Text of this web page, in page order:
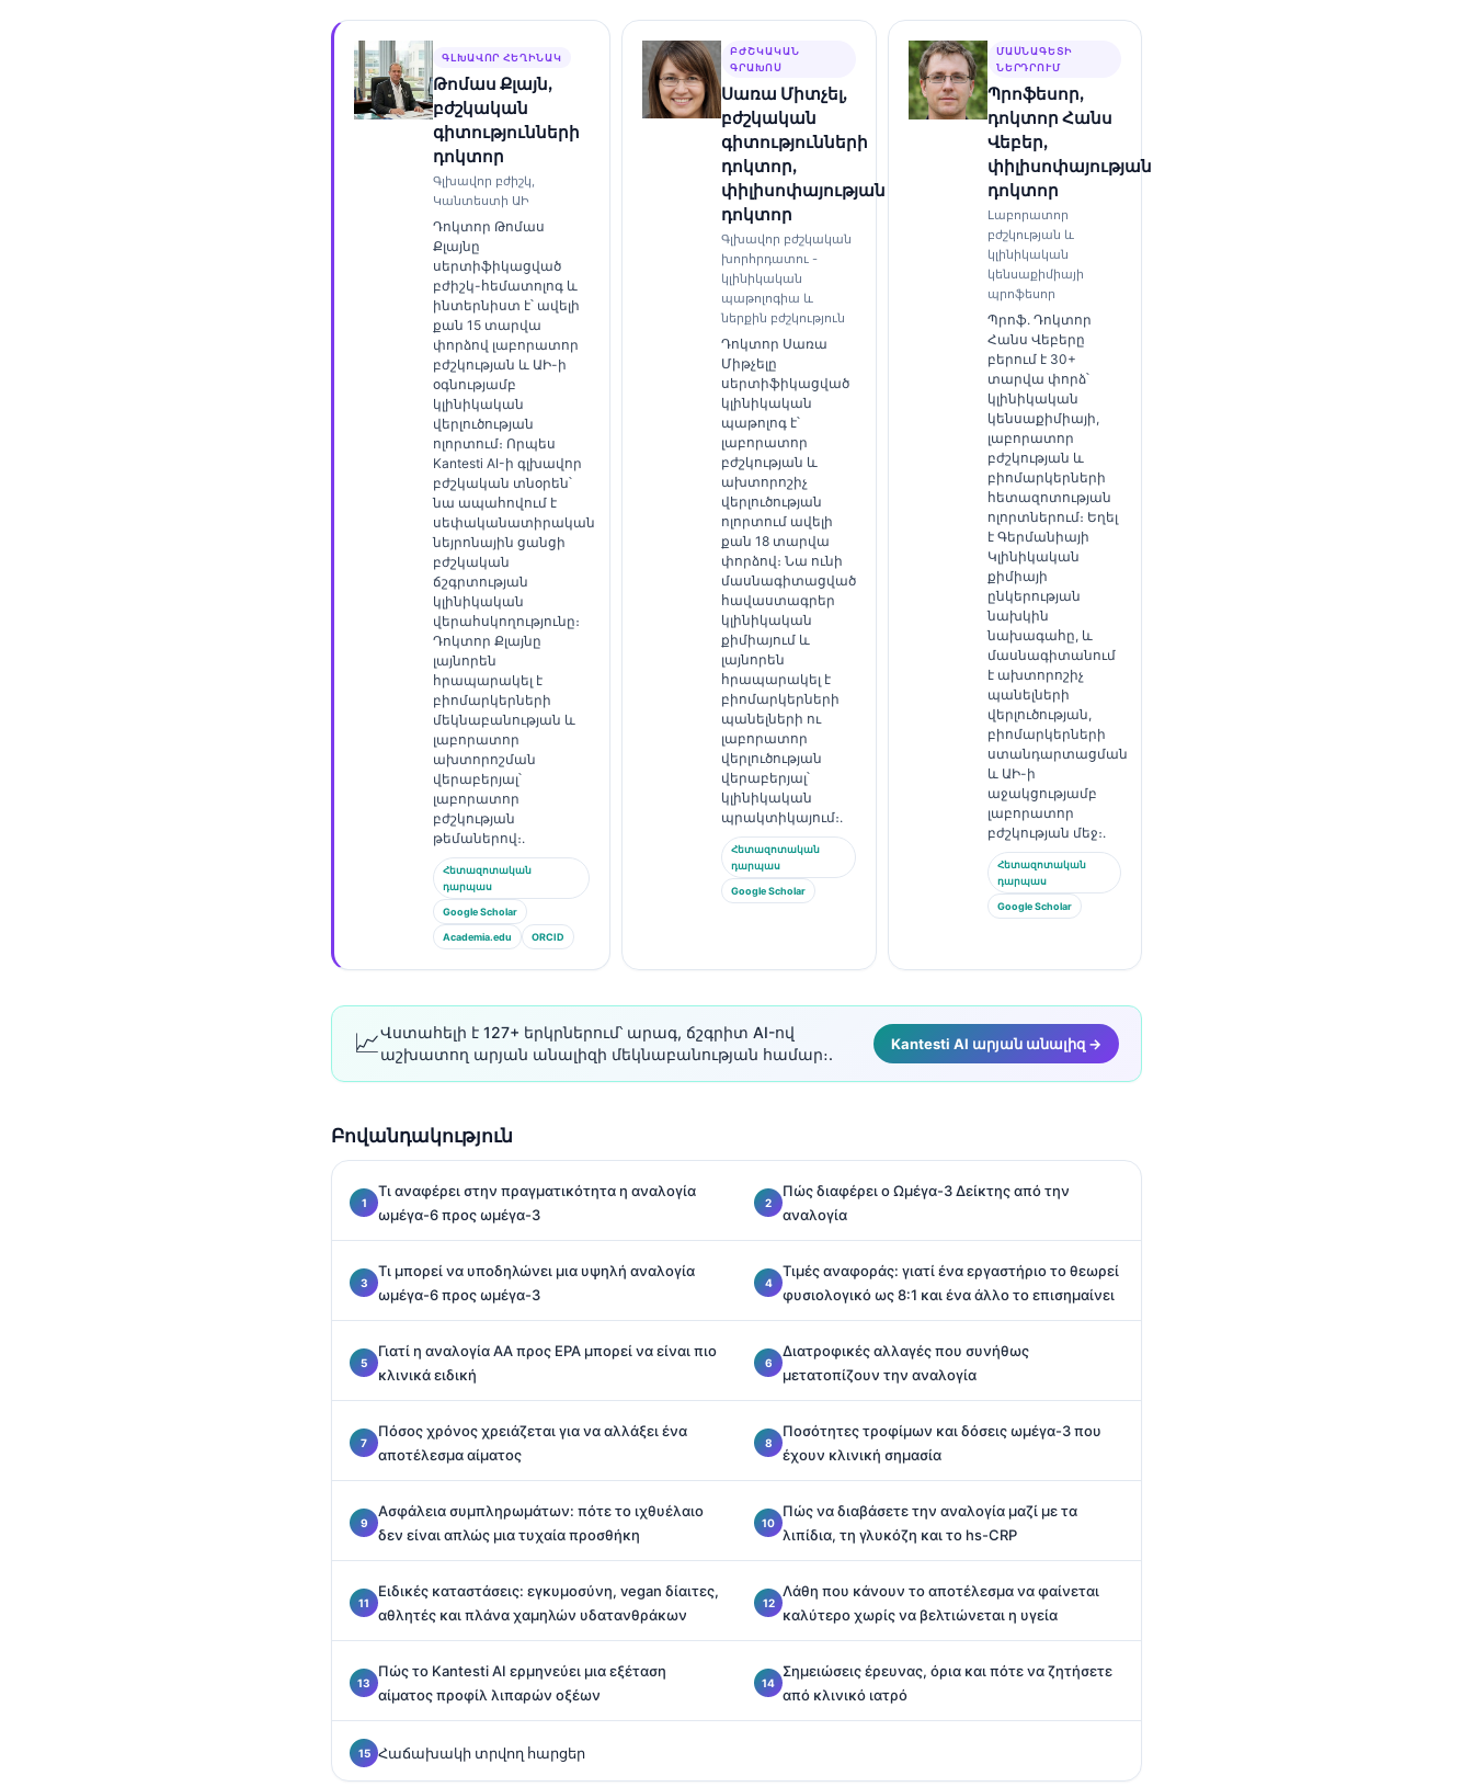
ԳԼԽԱՎՈՐ ՀԵՂԻՆԱԿ
Թոմաս Քլայն,
բժշկական
գիտությունների
դոկտոր
Գլխավոր բժիշկ,
Կանտեստի ԱԻ
Դոկտոր Թոմաս
Քլայնը
սերտիֆիկացված
բժիշկ-հեմատոլոգ և
ինտերնիստ է՝ ավելի
քան 15 տարվա
փորձով լաբորատոր
բժշկության և ԱԻ-ի
օգնությամբ
կլինիկական
վերլուծության
ոլորտում։ Որպես
Kantesti AI-ի գլխավոր
բժշկական տնօրեն՝
նա ապահովում է
սեփականատիրական
նեյրոնային ցանցի
բժշկական
ճշգրտության
կլինիկական
վերահսկողությունը։
Դոկտոր Քլայնը
լայնորեն
հրապարակել է
բիոմարկերների
մեկնաբանության և
լաբորատոր
ախտորոշման
վերաբերյալ՝
լաբորատոր
բժշկության
թեմաներով։.
Հետազոտական
դարպաս
Google Scholar
Academia.edu ORCID
ԲԺՇԿԱԿԱՆ
ԳՐԱԽՈՍ
Սառա Միտչել,
բժշկական
գիտությունների
դոկտոր,
փիլիսոփայության
դոկտոր
Գլխավոր բժշկական
խորհրդատու -
կլինիկական
պաթոլոգիա և
ներքին բժշկություն
Դոկտոր Սառա
Միթչելը
սերտիֆիկացված
կլինիկական
պաթոլոգ է՝
լաբորատոր
բժշկության և
ախտորոշիչ
վերլուծության
ոլորտում ավելի
քան 18 տարվա
փորձով։ Նա ունի
մասնագիտացված
հավաստագրեր
կլինիկական
քիմիայում և
լայնորեն
հրապարակել է
բիոմարկերների
պանելների ու
լաբորատոր
վերլուծության
վերաբերյալ՝
կլինիկական
պրակտիկայում։.
Հետազոտական
դարպաս
Google Scholar
ՄԱՍՆԱԳԵՏԻ
ՆԵՐԴՐՈՒՄ
Պրոֆեսոր,
դոկտոր Հանս
Վեբեր,
փիլիսոփայության
դոկտոր
Լաբորատոր
բժշկության և
կլինիկական
կենսաքիմիայի
պրոֆեսոր
Պրոֆ. Դոկտոր
Հանս Վեբերը
բերում է 30+
տարվա փորձ՝
կլինիկական
կենսաքիմիայի,
լաբորատոր
բժշկության և
բիոմարկերների
հետազոտության
ոլորտներում։ Եղել
է Գերմանիայի
Կլինիկական
քիմիայի
ընկերության
նախկին
նախագահը, և
մասնագիտանում
է ախտորոշիչ
պանելների
վերլուծության,
բիոմարկերների
ստանդարտացման
և ԱԻ-ի
աջակցությամբ
լաբորատոր
բժշկության մեջ։.
Հետազոտական
դարպաս
Google Scholar
📈Վստահելի է 127+ երկրներում՝ արագ, ճշգրիտ AI-ով
աշխատող արյան անալիզի մեկնաբանության համար։.
Kantesti AI արյան անալիզ →
Բովանդակություն
Τι αναφέρει στην πραγματικότητα η αναλογία
ωμέγα-6 προς ωμέγα-3
Πώς διαφέρει ο Ωμέγα-3 Δείκτης από την
αναλογία
Τι μπορεί να υποδηλώνει μια υψηλή αναλογία
ωμέγα-6 προς ωμέγα-3
Τιμές αναφοράς: γιατί ένα εργαστήριο το θεωρεί
φυσιολογικό ως 8:1 και ένα άλλο το επισημαίνει
Γιατί η αναλογία AA προς EPA μπορεί να είναι πιο
κλινικά ειδική
Διατροφικές αλλαγές που συνήθως
μετατοπίζουν την αναλογία
Πόσος χρόνος χρειάζεται για να αλλάξει ένα
αποτέλεσμα αίματος
Ποσότητες τροφίμων και δόσεις ωμέγα-3 που
έχουν κλινική σημασία
Ασφάλεια συμπληρωμάτων: πότε το ιχθυέλαιο
δεν είναι απλώς μια τυχαία προσθήκη
Πώς να διαβάσετε την αναλογία μαζί με τα
λιπίδια, τη γλυκόζη και το hs-CRP
Ειδικές καταστάσεις: εγκυμοσύνη, vegan δίαιτες,
αθλητές και πλάνα χαμηλών υδατανθράκων
Λάθη που κάνουν το αποτέλεσμα να φαίνεται
καλύτερο χωρίς να βελτιώνεται η υγεία
Πώς το Kantesti AI ερμηνεύει μια εξέταση
αίματος προφίλ λιπαρών οξέων
Σημειώσεις έρευνας, όρια και πότε να ζητήσετε
από κλινικό ιατρό
Հաճախակի տրվող հարցեր